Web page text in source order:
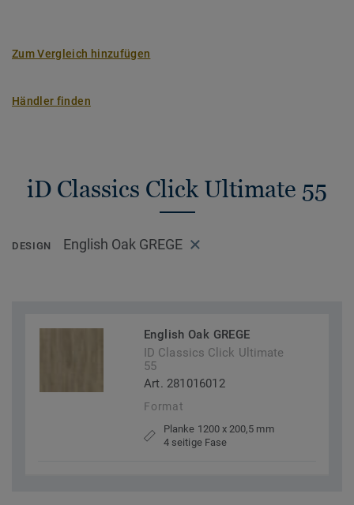
Zum Vergleich hinzufügen
Händler finden
iD Classics Click Ultimate 55
DESIGN English Oak GREGE
English Oak GREGE
ID Classics Click Ultimate
55
Art. 281016012
Format
Planke 1200 x 200,5 mm
4 seitige Fase